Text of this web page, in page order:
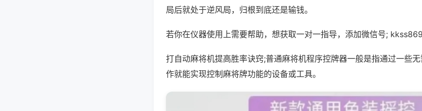
局后就处于逆风局，归根到底还是输钱。
若你在仪器使用上需要帮助，想获取一对一指导，添加微信号;
打自动麻将机提高胜率诀窍;普通麻将机程序控牌器一般是指通过一些
作就能实现控制麻将牌功能的设备或工具。